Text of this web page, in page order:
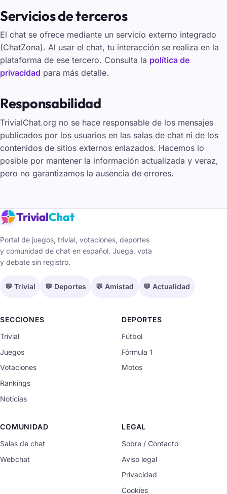
Servicios de terceros
El chat se ofrece mediante un servicio externo integrado
(ChatZona). Al usar el chat, tu interacción se realiza en la
plataforma de ese tercero. Consulta la política de
privacidad para más detalle.
Responsabilidad
TrivialChat.org no se hace responsable de los mensajes
publicados por los usuarios en las salas de chat ni de los
contenidos de sitios externos enlazados. Hacemos lo
posible por mantener la información actualizada y veraz,
pero no garantizamos la ausencia de errores.
TrivialChat
Portal de juegos, trivial, votaciones, deportes
y comunidad de chat en español. Juega, vota
y debate sin registro.
💬 Trivial 💬 Deportes 💬 Amistad 💬 Actualidad
SECCIONES
Trivial
Juegos
Votaciones
Rankings
Noticias
DEPORTES
Fútbol
Fórmula 1
Motos
COMUNIDAD
Salas de chat
Webchat
LEGAL
Sobre / Contacto
Aviso legal
Privacidad
Cookies